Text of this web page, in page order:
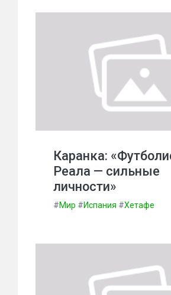
Каранка:
Реала — сильные
личности»
#Мир #Испания #Хетафе